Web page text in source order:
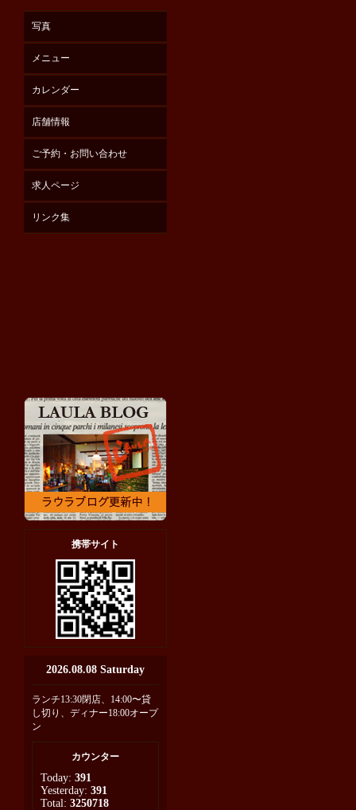
写真
メニュー
カレンダー
店舗情報
ご予約・お問い合わせ
求人ページ
リンク集
携帯サイト
2026.08.08 Saturday
ランチ13:30閉店、14:00〜貸
し切り、ディナー18:00オープ
ン
カウンター
Today: 391
Yesterday: 391
Total: 3250718